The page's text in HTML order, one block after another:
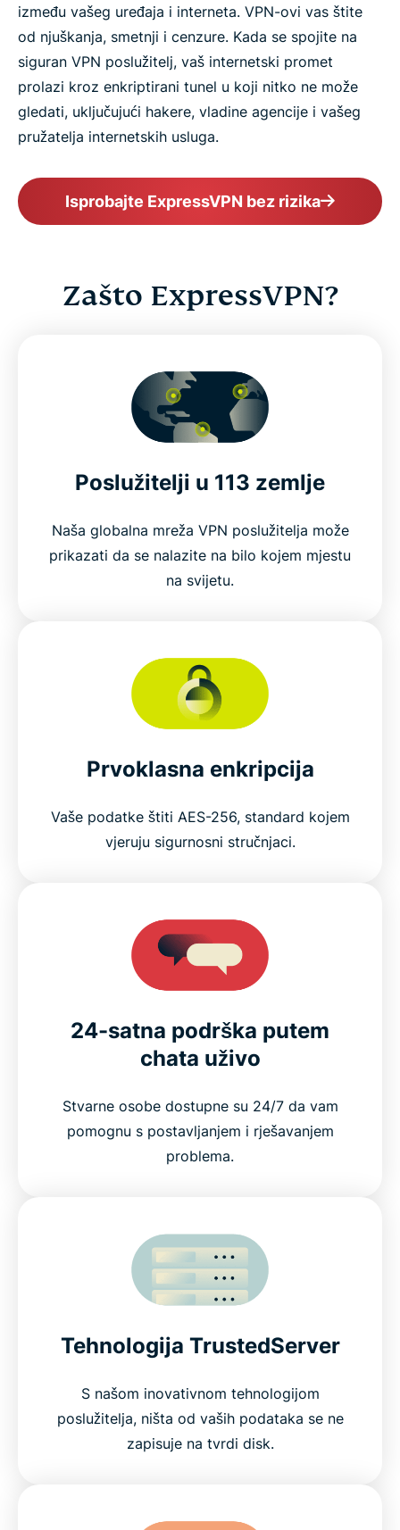
između vašeg uređaja i interneta. VPN-ovi vas štite
od njuškanja, smetnji i cenzure. Kada se spojite na
siguran VPN poslužitelj, vaš internetski promet
prolazi kroz enkriptirani tunel u koji nitko ne može
gledati, uključujući hakere, vladine agencije i vašeg
pružatelja internetskih usluga.
Isprobajte ExpressVPN bez rizika
Zašto ExpressVPN?
Poslužitelji u 113 zemlje
Naša globalna mreža VPN poslužitelja može
prikazati da se nalazite na bilo kojem mjestu
na svijetu.
Prvoklasna enkripcija
Vaše podatke štiti AES-256, standard kojem
vjeruju sigurnosni stručnjaci.
24-satna podrška putem
chata uživo
Stvarne osobe dostupne su 24/7 da vam
pomognu s postavljanjem i rješavanjem
problema.
Tehnologija TrustedServer
S našom inovativnom tehnologijom
poslužitelja, ništa od vaših podataka se ne
zapisuje na tvrdi disk.